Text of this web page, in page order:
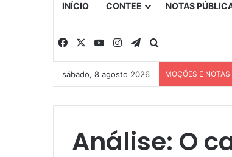
INÍCIO CONTEE NOTAS
Facebook YouTubeInstagramTelegram
sábado, 8 agosto 2026 MOÇÕES E
Análise: O